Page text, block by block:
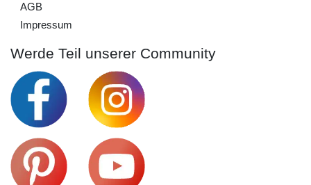
AGB
Impressum
Werde Teil unserer Community